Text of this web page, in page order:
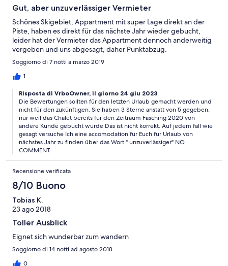
Gut, aber unzuverlässiger Vermieter
Schönes Skigebiet, Appartment mit super Lage direkt an der
Piste, haben es direkt für das nächste Jahr wieder gebucht,
leider hat der Vermieter das Appartment dennoch anderweitig
vergeben und uns abgesagt, daher Punktabzug.
Soggiorno di 7 notti a marzo 2019
1
Risposta di VrboOwner, il giorno 24 giu 2023
Die Bewertungen sollten für den letzten Urlaub gemacht werden und
nicht für den zukünftigen. Sie haben 3 Sterne anstatt von 5 gegeben,
nur weil das Chalet bereits für den Zeitraum Fasching 2020 von
andere Kunde gebucht wurde Das ist nicht korrekt. Auf jedem fall wie
gesagt versuche Ich eine accomodation für Euch fur Urlaub von
nächstes Jahr zu finden über das Wort " unzuverlässiger" NO
COMMENT
Recensione verificata
8/10 Buono
Tobias K.
23 ago 2018
Toller Ausblick
Eignet sich wunderbar zum wandern
Soggiorno di 14 notti ad agosto 2018
0